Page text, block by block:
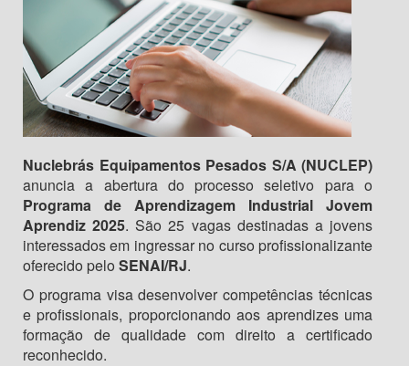
Nuclebrás Equipamentos Pesados S/A (NUCLEP)
anuncia a abertura do processo seletivo para o
Programa de Aprendizagem Industrial Jovem
Aprendiz 2025. São 25 vagas destinadas a jovens
interessados em ingressar no curso profissionalizante
oferecido pelo SENAI/RJ.
O programa visa desenvolver competências técnicas
e profissionais, proporcionando aos aprendizes uma
formação de qualidade com direito a certificado
reconhecido.